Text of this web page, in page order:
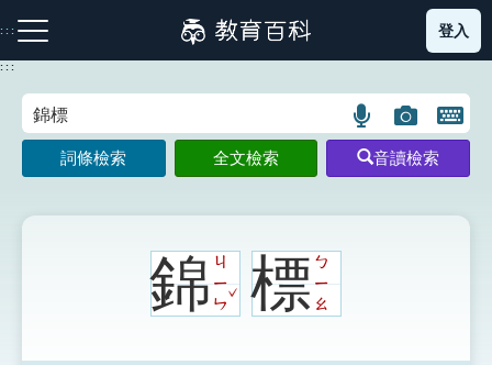
到
主
:::
注音索引圖示 筆畫索引圖示 部首索引表圖示
登入
:::
語
言
搜
圖
片
搜
開
鍵
圖
詞條檢索 全文檢索 音讀檢索
錦ㄐ
ㄧ
ㄣ
ˇ標ㄅ
ㄧ
ㄠ